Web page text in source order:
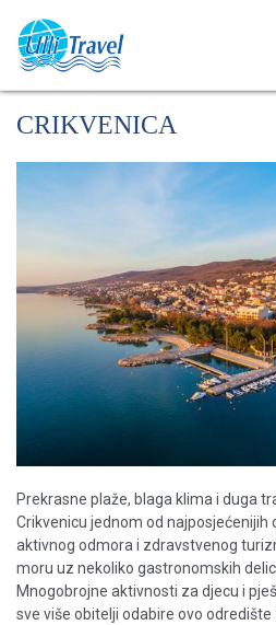
CRIKVENICA
Prekrasne plaže, blaga klima i duga
Crikvenicu jednom od najposjećenijih
aktivnog odmora i zdravstvenog
moru uz nekoliko gastronomskih
Mnogobrojne aktivnosti za djecu i
sve više obitelji odabire ovo